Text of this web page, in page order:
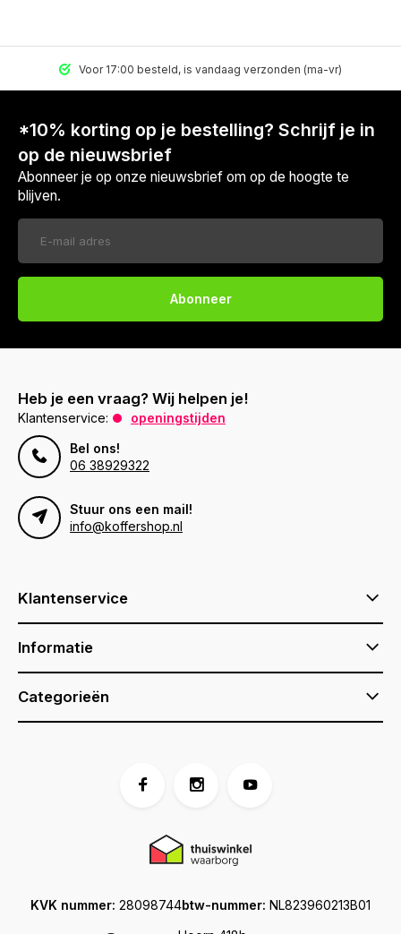
Voor 17:00 besteld, is vandaag verzonden (ma-vr)
*10% korting op je bestelling? Schrijf je in
op de nieuwsbrief
Abonneer je op onze nieuwsbrief om op de hoogte te
blijven.
Abonneer
Heb je een vraag? Wij helpen je!
Klantenservice:
openingstijden
Bel ons!
06 38929322
Stuur ons een mail!
info@koffershop.nl
Klantenservice
Informatie
Categorieën
KVK nummer: 28098744btw-nummer: NL823960213B01